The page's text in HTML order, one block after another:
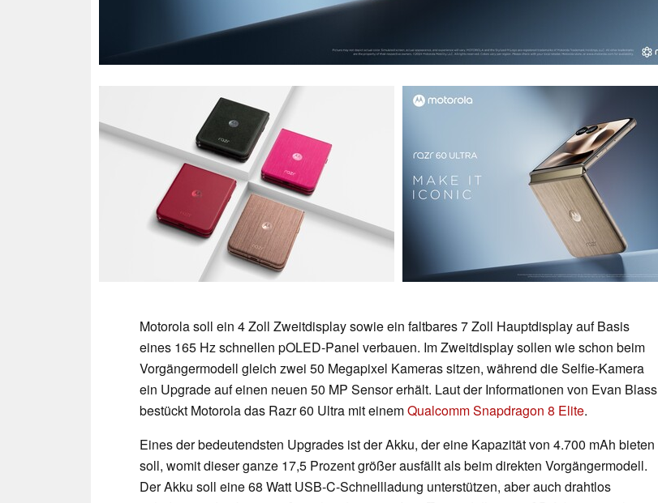
Motorola soll ein 4 Zoll Zweitdisplay sowie ein faltbares 7 Zoll Hauptdisplay auf Basis
eines 165 Hz schnellen pOLED-Panel verbauen. Im Zweitdisplay sollen wie schon beim
Vorgängermodell gleich zwei 50 Megapixel Kameras sitzen, während die Selfie-Kamera
ein Upgrade auf einen neuen 50 MP Sensor erhält. Laut der Informationen von Evan Blass
bestückt Motorola das Razr 60 Ultra mit einemQualcomm Snapdragon 8 Elite.
Eines der bedeutendsten Upgrades ist der Akku, der eine Kapazität von 4.700 mAh bieten
soll, womit dieser ganze 17,5 Prozent größer ausfällt als beim direkten Vorgängermodell.
Der Akku soll eine 68 Watt USB-C-Schnellladung unterstützen, aber auch drahtlos